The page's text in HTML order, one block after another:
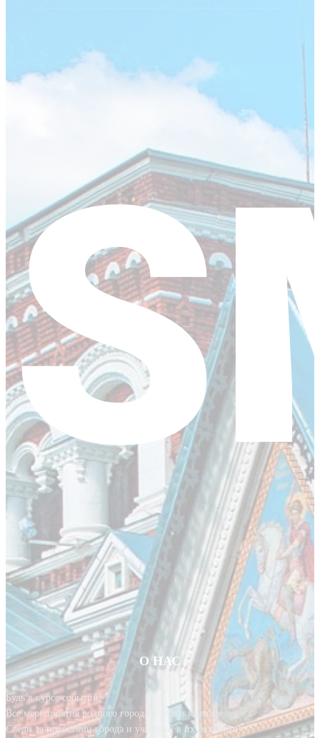
О НАС
Будь в курсе событий!
Все мероприятия родного города у тебя в кармане.
Следи за новостями города и участвуй в их создании!